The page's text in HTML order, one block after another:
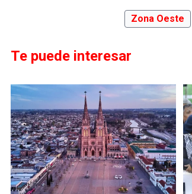
Zona Oeste
Te puede interesar